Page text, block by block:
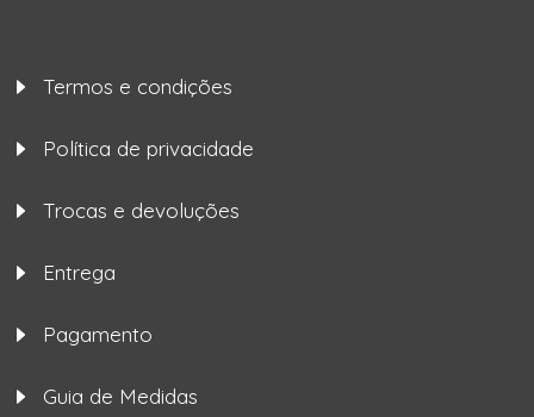
Termos e condições
Política de privacidade
Trocas e devoluções
Entrega
Pagamento
Guia de Medidas